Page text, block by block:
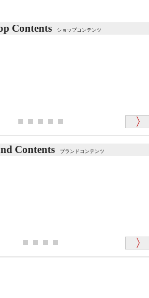
ご覧ください。
こしたりすると「グーグー」と鳴く
ので、ぜひ探してみてください。
。
蔵」と記載しておりますので、ぜひ
い。
M・K 様 （女性）
も丁寧でした。値段と他の融通
かで丁寧であったことです」
とがあったお店でしたので」
Contents ショップコンテンツ
Contents ブランドコンテンツ